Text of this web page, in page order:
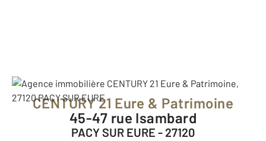
CENTURY 21 Eure & Patrimoine
45-47 rue Isambard
PACY SUR EURE - 27120